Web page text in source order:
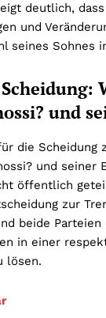
deutlich,
und
seines Sohnes
und
die Scheidung
und seiner
öffentlich
zur
beide Parteien
in einer
lösen.